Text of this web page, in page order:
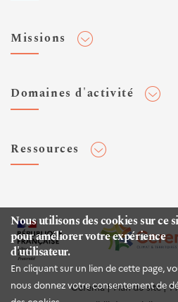
Nous utilisons des cookies sur ce
pour améliorer votre expérience
d'utilisateur.
En cliquant sur un lien de cette page,
nous donnez votre consentement de
Flux RSS
Veilles et newsletters
Expertises Territoires
Espace presse
Missions
Normalisation
Domaines d'activité
Infrastructures de transport
Environnement et risques
Mer et littoral
Ressources
Rapports d'étude
Publications HAL
Documentation routière (DTRF)
Logiciels & appsCerema Plan du site